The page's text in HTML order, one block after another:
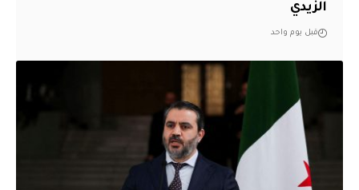
الزيدي
قبل يوم واحد